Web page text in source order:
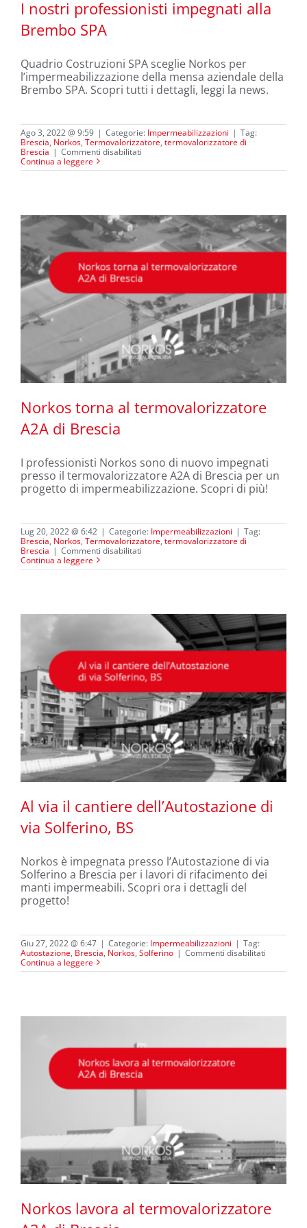
I nostri professionisti impegnati alla
Brembo SPA
I nostri professionisti impegnati alla
Brembo SPA
Quadrio Costruzioni SPA sceglie Norkos per
l’impermeabilizzazione della mensa aziendale della
Brembo SPA. Scopri tutti i dettagli, leggi la news.
Ago 3, 2022 @ 9:59 | Categorie: Impermeabilizzazioni | Tag:
Brescia, Norkos, Termovalorizzatore, termovalorizzatore di
Brescia | Commenti disabilitati
nostri
SPA
Continua a leggere
Norkos torna al termovalorizzatore
A2A di Brescia
Norkos torna al termovalorizzatore
A2A di Brescia
I professionisti Norkos sono di nuovo impegnati
presso il termovalorizzatore A2A di Brescia per un
progetto di impermeabilizzazione. Scopri di più!
Lug 20, 2022 @ 6:42 | Categorie: Impermeabilizzazioni | Tag:
Brescia, Norkos, Termovalorizzatore, termovalorizzatore di
Brescia | Commenti disabilitati
torna
Brescia
Continua a leggere
Al via il cantiere dell’Autostazione di
via Solferino, BS
Al via il cantiere dell’Autostazione di
via Solferino, BS
Norkos è impegnata presso l’Autostazione di via
Solferino a Brescia per i lavori di rifacimento dei
manti impermeabili. Scopri ora i dettagli del
progetto!
Giu 27, 2022 @ 6:47 | Categorie: Impermeabilizzazioni | Tag:
Autostazione, Brescia, Norkos, Solferino | Commenti disabilitati
via
via
Continua a leggere
Norkos lavora al termovalorizzatore